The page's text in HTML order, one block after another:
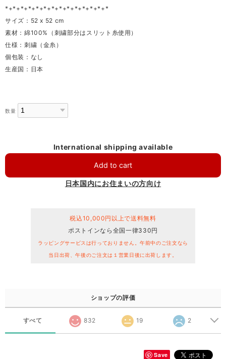
*+*+*+*+*+*+*+*+*+*+*+*+*+*
サイズ：52 x 52 cm
素材：綿100%（刺繍部分はスリット糸使用）
仕様：刺繍（金糸）
個包装：なし
生産国：日本
数量
International shipping available
Add to cart
日本国内にお住まいの方向け
税込10,000円以上で送料無料
ポストインなら全国一律330円
ラッピングサービスは行っておりません。午前中のご注文なら
当日出荷、午後のご注文は１営業日後に出荷します。
ショップの評価
すべて 832 19 2
Save